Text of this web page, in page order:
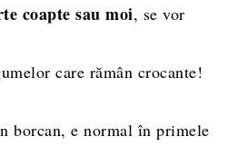
coapte sau moi, se vor
care rămân crocante!
borcan, e normal în primele